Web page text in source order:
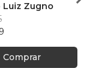
Francisco
Luiz Zugno
Comprar